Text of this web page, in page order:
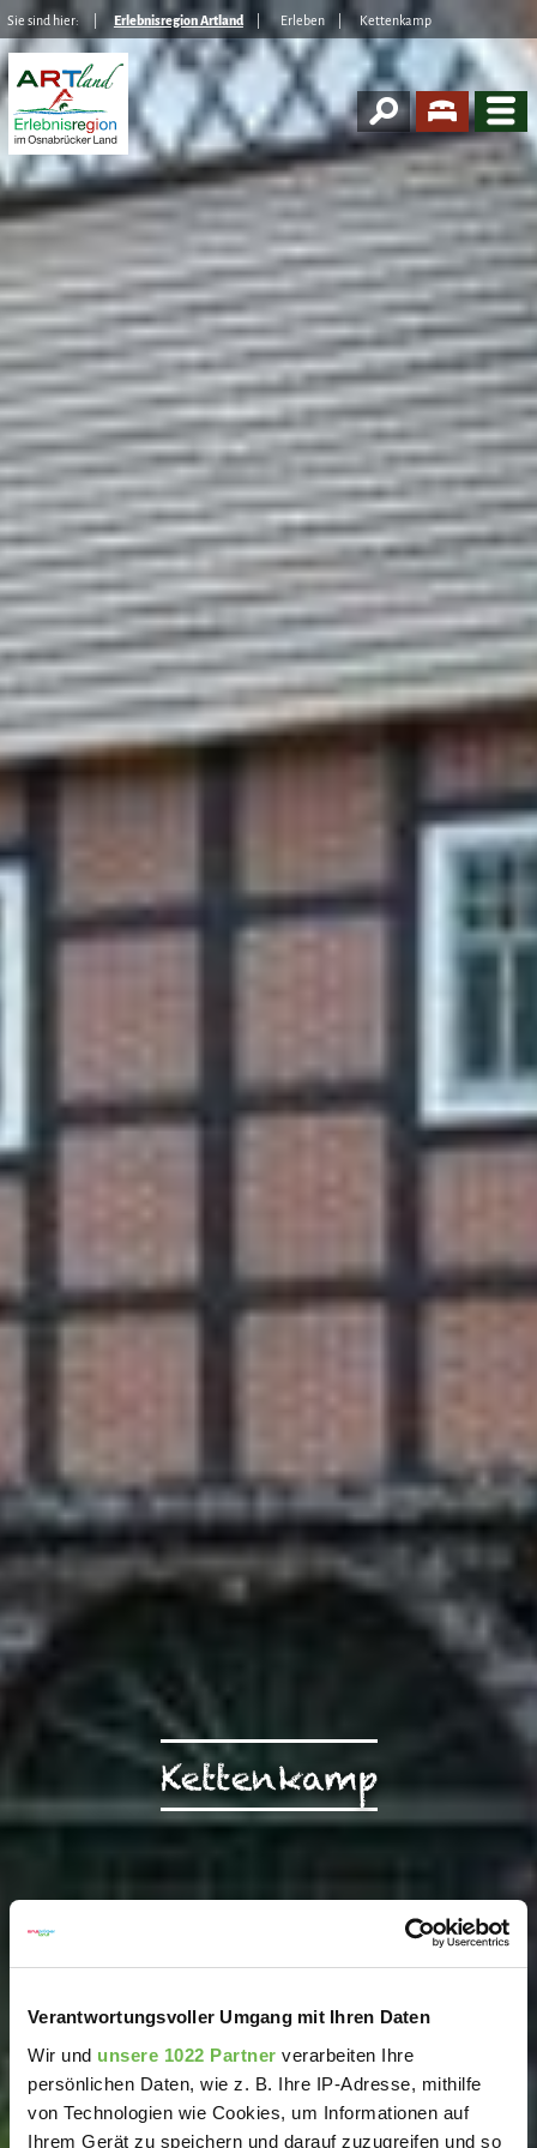
Verantwortungsvoller Umgang mit Ihren Daten
Wir und unsere 1022 Partner verarbeiten Ihre
persönlichen Daten, wie z. B. Ihre IP-Adresse, mithilfe
von Technologien wie Cookies, um Informationen auf
Ihrem Gerät zu speichern und darauf zuzugreifen und so
Sie sind hier: Erlebnisregion Artland Erleben Kettenkamp
Kettenkamp